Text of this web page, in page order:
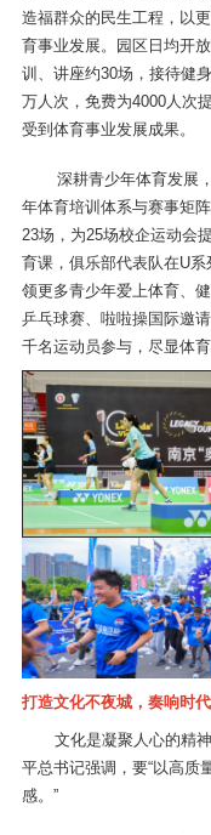
造福群众的民生工程，以
育事业发展。园区日均开
训、讲座约30场，接待健
万人次，免费为4000人次
受到体育事业发展成果。
深耕青少年体育发展
年体育培训体系与赛事矩
23场，为25场校企运动会
育课，俱乐部代表队在U系
领更多青少年爱上体育、
乒乓球赛、啦啦操国际邀
千名运动员参与，尽显体
打造文化不夜城，奏响时
文化是凝聚人心的精
平总书记强调，要“以高质
感。”